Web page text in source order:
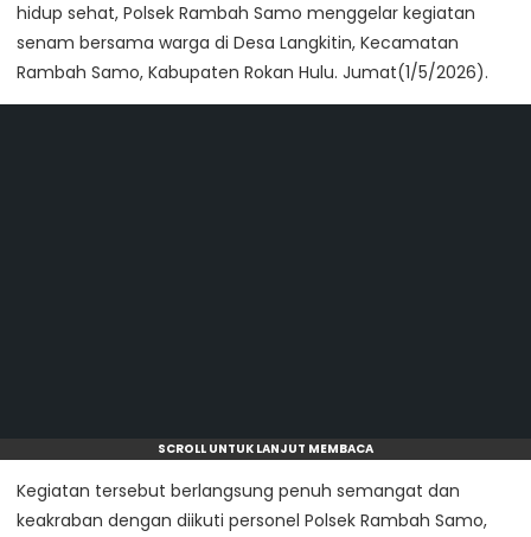
hidup sehat, Polsek Rambah Samo menggelar kegiatan
senam bersama warga di Desa Langkitin, Kecamatan
Rambah Samo, Kabupaten Rokan Hulu. Jumat(1/5/2026).
SCROLL UNTUK LANJUT MEMBACA
Kegiatan tersebut berlangsung penuh semangat dan
keakraban dengan diikuti personel Polsek Rambah Samo,